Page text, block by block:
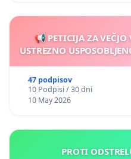
📢 PETICIJA ZA VEČJO
USTREZNO
47 podpisov
10 Podpisi / 30 dni
10 May 2026
PROTI